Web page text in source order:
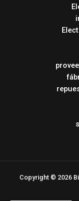
Copyright © 2026